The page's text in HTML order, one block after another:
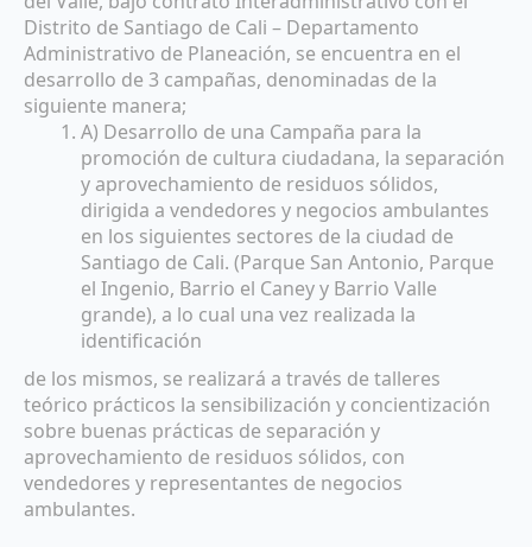
Distrito de Santiago de Cali – Departamento
Administrativo de Planeación, se encuentra en el
desarrollo de 3 campañas, denominadas de la
siguiente manera;
A) Desarrollo de una Campaña para la
promoción de cultura ciudadana, la separación
y aprovechamiento de residuos sólidos,
dirigida a vendedores y negocios ambulantes
en los siguientes sectores de la ciudad de
Santiago de Cali. (Parque San Antonio, Parque
el Ingenio, Barrio el Caney y Barrio Valle
grande), a lo cual una vez realizada la
identificación
de los mismos, se realizará a través de talleres
teórico prácticos la sensibilización y concientización
sobre buenas prácticas de separación y
aprovechamiento de residuos sólidos, con
vendedores y representantes de negocios
ambulantes.